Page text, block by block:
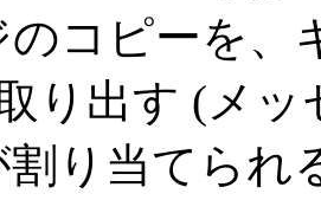
のコピーを、
り出す (メ
割り当てられ